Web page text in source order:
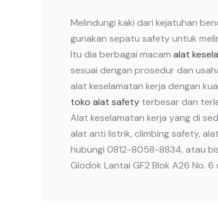
Melindungi kaki dari kejatuhan
gunakan sepatu safety untuk
Itu dia berbagai macam alat
sesuai dengan prosedur dan
alat keselamatan kerja dengan
toko alat safety terbesar dan
Alat keselamatan kerja yang di
alat anti listrik, climbing safety,
hubungi 0812-8058-8834, atau
Glodok Lantai GF2 Blok A26 No. 6